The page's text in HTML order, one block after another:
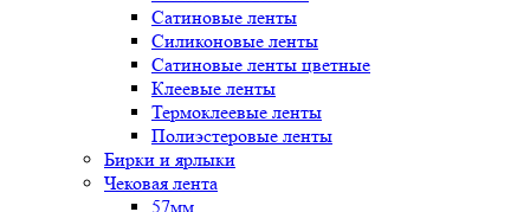
Сатиновые ленты
Силиконовые ленты
Сатиновые ленты цветные
Клеевые ленты
Термоклеевые ленты
Полиэстеровые ленты
Бирки и ярлыки
Чековая лента
57мм